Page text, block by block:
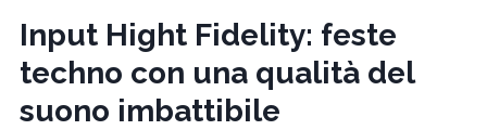
Input Hight Fidelity: feste
techno con una qualità del
suono imbattibile